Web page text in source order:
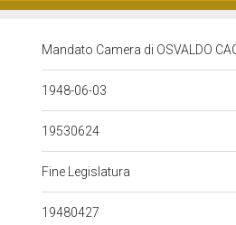
Mandato Camera di OSVALDO
1948-06-03
19530624
Fine Legislatura
19480427